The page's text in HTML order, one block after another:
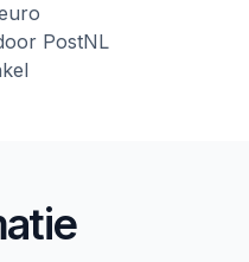
PostNL